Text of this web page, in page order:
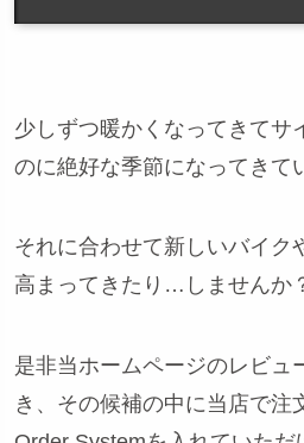
少しずつ暖かくなってきてサ
のに絶好な季節になってきて
それに合わせて新しいバイク
高まってきたり…しませんか
是非当ホームページのレビュ
き、その候補の中に当店で注